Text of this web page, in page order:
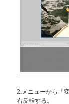
2.メニューから「
右反転する。